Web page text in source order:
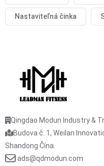
Nastaviteľná činka
Qingdao Modun Industry &
Budova č. 1, Weilan
Shandong Čína.
ads@qdmodun.com